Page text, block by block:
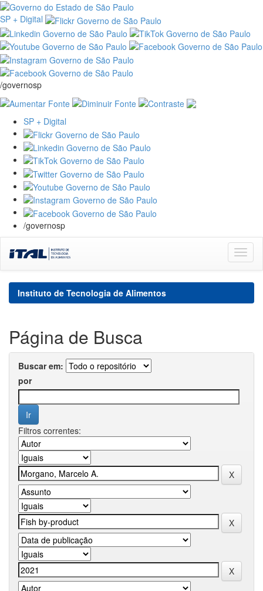
SP + Digital
/governosp
SP + Digital
/governosp
navigation
Instituto de Tecnologia de Alimentos
Página de Busca
Buscar em:
por
Filtros correntes: